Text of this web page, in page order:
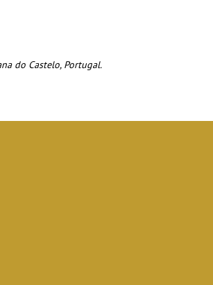
do Castelo, Portugal.